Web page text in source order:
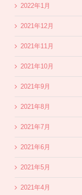
2022年1月
2021年12月
2021年11月
2021年10月
2021年9月
2021年8月
2021年7月
2021年6月
2021年5月
2021年4月